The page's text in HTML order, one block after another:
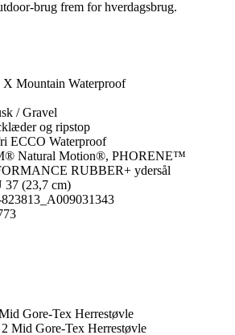
brug frem for hverdagsbrug.
Mountain Waterproof
/ Gravel
og ripstop
ECCO Waterproof
Natural Motion®, PHORENE™
RUBBER+ ydersål
37 (23,7 cm)
Gore-Tex Herrestøvle